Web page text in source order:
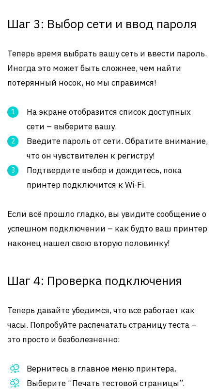
Шаг 3: Выбор сети и ввод пароля
Теперь время выбрать вашу сеть и ввести пароль.
Иногда это может быть сложнее, чем найти
потерянный носок, но мы справимся!
На экране отобразится список доступных
сети – выберите вашу.
Введите пароль от сети. Обратите внимание,
что он чувствителен к регистру!
Подтвердите выбор и дождитесь, пока
принтер подключится к Wi-Fi.
Если всё прошло гладко, вы увидите сообщение о
успешном подключении – как будто ваш принтер
наконец нашел свою вторую половинку!
Шаг 4: Проверка подключения
Теперь давайте убедимся, что все работает как
часы. Попробуйте распечатать страницу теста –
это просто и безболезненно:
Вернитесь в главное меню принтера.
Выберите “Печать тестовой страницы”.